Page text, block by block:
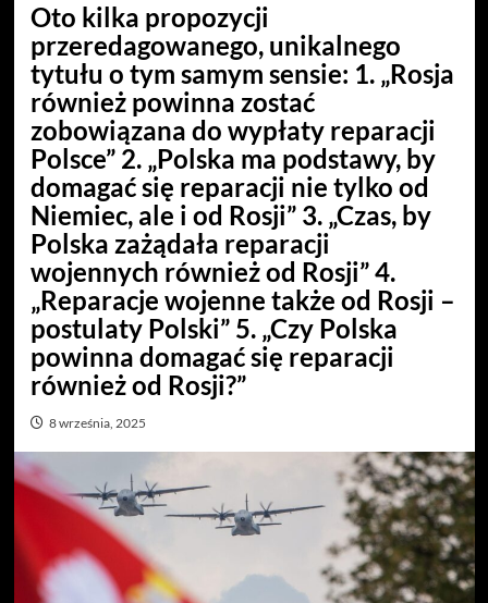
Oto kilka propozycji
przeredagowanego, unikalnego
tytułu o tym samym sensie: 1. „Rosja
również powinna zostać
zobowiązana do wypłaty reparacji
Polsce” 2. „Polska ma podstawy, by
domagać się reparacji nie tylko od
Niemiec, ale i od Rosji” 3. „Czas, by
Polska zażądała reparacji
wojennych również od Rosji” 4.
„Reparacje wojenne także od Rosji –
postulaty Polski” 5. „Czy Polska
powinna domagać się reparacji
również od Rosji?”
8 września, 2025